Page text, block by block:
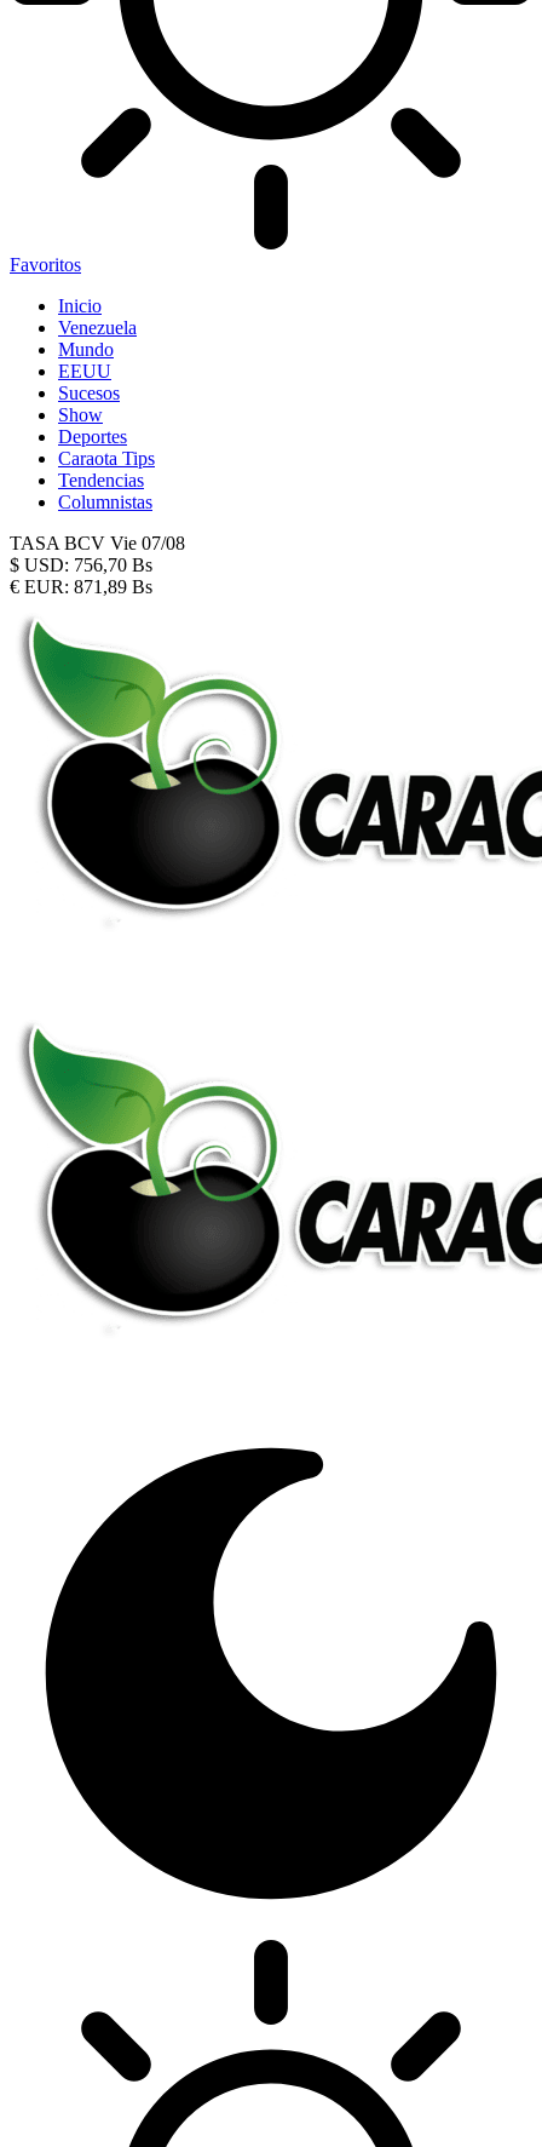
Favoritos
Inicio
Venezuela
Mundo
EEUU
Sucesos
Show
Deportes
Caraota Tips
Tendencias
Columnistas
TASA BCV Vie 07/08
$ USD: 756,70 Bs
€ EUR: 871,89 Bs